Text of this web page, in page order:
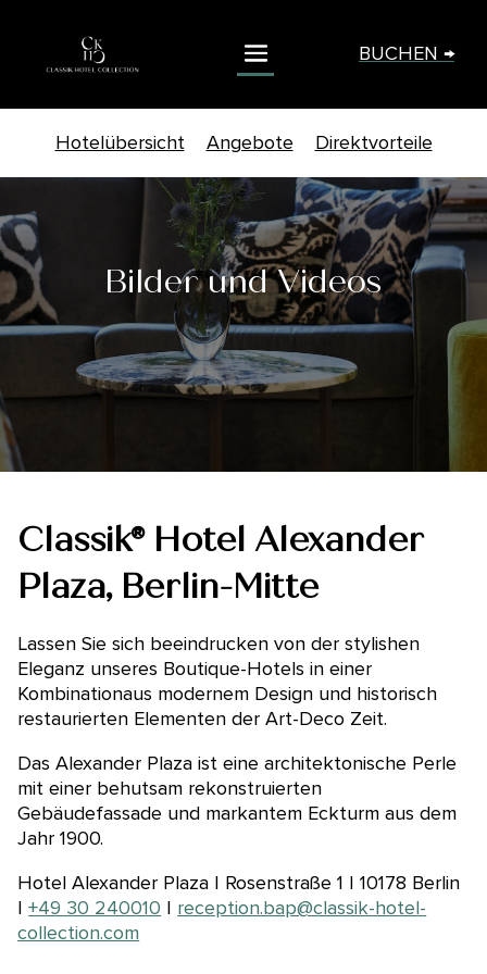
BUCHEN →
Hotelübersicht Angebote Direktvorteile
Bilder und Videos
Classik® Hotel Alexander
Plaza, Berlin-Mitte
Lassen Sie sich beeindrucken von der stylishen
Eleganz unseres Boutique-Hotels in einer
Kombinationaus modernem Design und historisch
restaurierten Elementen der Art-Deco Zeit.
Das Alexander Plaza ist eine architektonische Perle
mit einer behutsam rekonstruierten
Gebäudefassade und markantem Eckturm aus dem
Jahr 1900.
Hotel Alexander Plaza | Rosenstraße 1 | 10178 Berlin
| +49 30 240010 | reception.bap@classik-hotel-
collection.com